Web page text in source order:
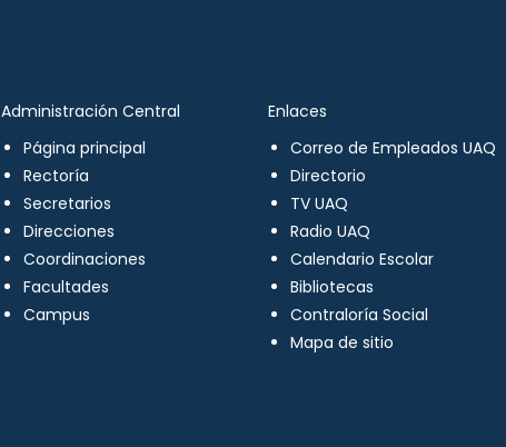
Administración Central
Página principal
Rectoría
Secretarios
Direcciones
Coordinaciones
Facultades
Campus
Enlaces
Correo de Empleados UAQ
Directorio
TV UAQ
Radio UAQ
Calendario Escolar
Bibliotecas
Contraloría Social
Mapa de sitio